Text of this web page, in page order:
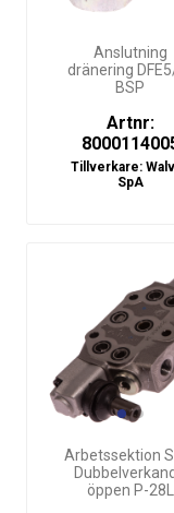
Anslutning
dränering
BSP
Artnr:
Tillverkare:
SpA
Arbetssektion
öppen P-28L